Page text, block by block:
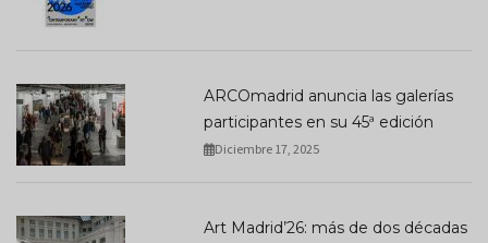
ARCOmadrid anuncia las galerías
participantes en su 45ª edición
Diciembre 17, 2025
Art Madrid’26: más de dos décadas